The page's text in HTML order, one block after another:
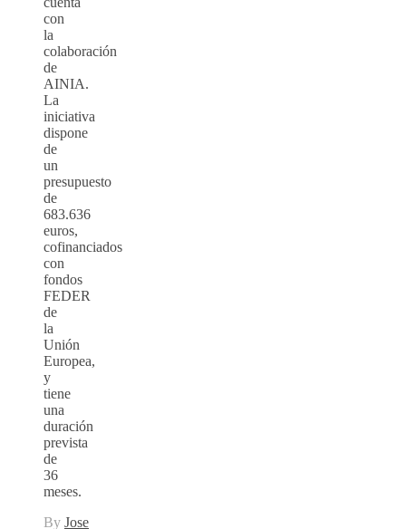
con
la
colaboración
de
AINIA.
La
iniciativa
dispone
de
un
presupuesto
de
683.636
euros,
cofinanciados
con
fondos
FEDER
de
la
Unión
Europea,
y
tiene
una
duración
prevista
de
36
meses.
By Jose